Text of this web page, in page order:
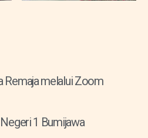
Remaja melalui Zoom
1 Bumijawa